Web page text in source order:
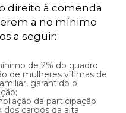
direito à comenda
a no mínimo
a seguir:
de 2% do quadro
de mulheres vítimas de
garantido o
da participação
cargos da alta